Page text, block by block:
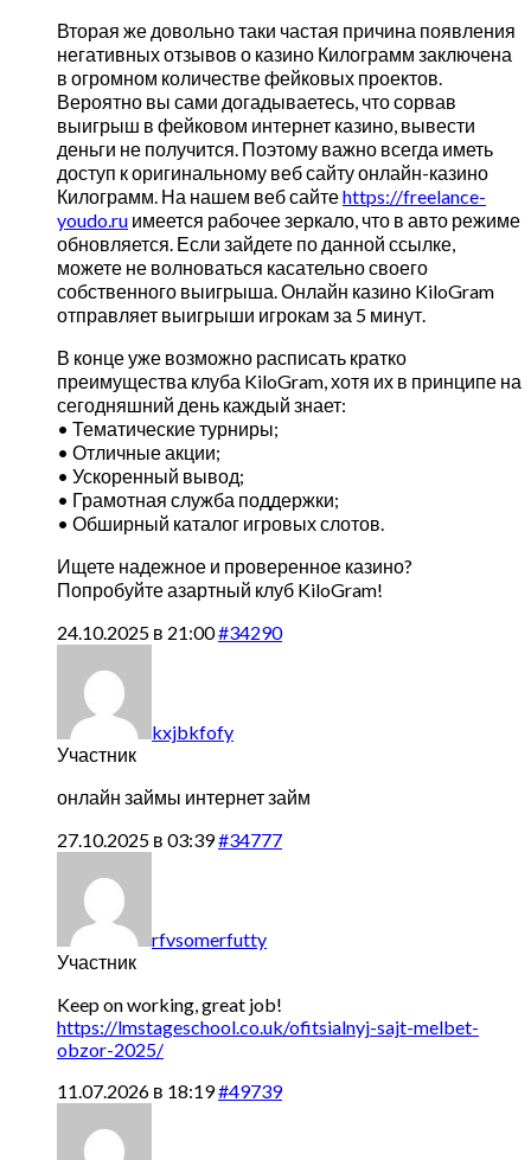
Вторая же довольно таки частая причина появления
негативных отзывов о казино Килограмм заключена
в огромном количестве фейковых проектов.
Вероятно вы сами догадываетесь, что сорвав
выигрыш в фейковом интернет казино, вывести
деньги не получится. Поэтому важно всегда иметь
доступ к оригинальному веб сайту онлайн-казино
Килограмм. На нашем веб сайтеhttps://freelance-
youdo.ru имеется рабочее зеркало, что в авто режиме
обновляется. Если зайдете по данной ссылке,
можете не волноваться касательно своего
собственного выигрыша. Онлайн казино KiloGram
отправляет выигрыши игрокам за 5 минут.
В конце уже возможно расписать кратко
преимущества клуба KiloGram, хотя их в принципе на
сегодняшний день каждый знает:
• Тематические турниры;
• Отличные акции;
• Ускоренный вывод;
• Грамотная служба поддержки;
• Обширный каталог игровых слотов.
Ищете надежное и проверенное казино?
Попробуйте азартный клуб KiloGram!
24.10.2025 в 21:00#34290
kxjbkfofy
Участник
онлайн займы интернет займ
27.10.2025 в 03:39#34777
rfvsomerfutty
Участник
Keep on working, great job!
https://lmstageschool.co.uk/ofitsialnyj-sajt-melbet-
obzor-2025/
11.07.2026 в 18:19#49739